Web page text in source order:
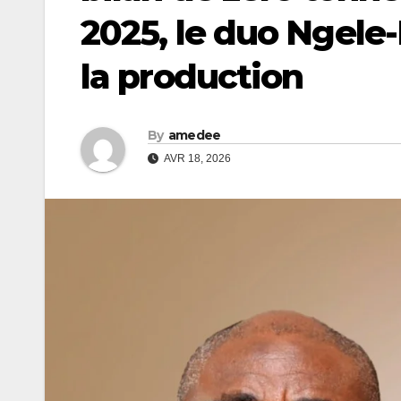
2025, le duo
la production
By amedee
AVR 18, 2026